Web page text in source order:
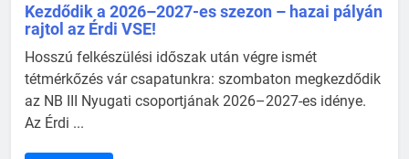
Kezdődik a 2026–2027-es szezon – hazai pályán
rajtol az Érdi VSE!
Hosszú felkészülési időszak után végre ismét
tétmérkőzés vár csapatunkra: szombaton megkezdődik
az NB III Nyugati csoportjának 2026–2027-es idénye.
Az Érdi ...